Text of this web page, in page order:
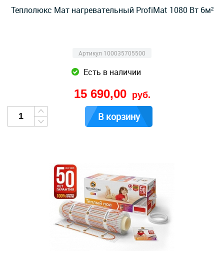
Теплолюкс Мат нагревательный ProfiMat 1080 Вт 6м²
Артикул 100035705500
Есть в наличии
15 690,00 руб.
В корзину